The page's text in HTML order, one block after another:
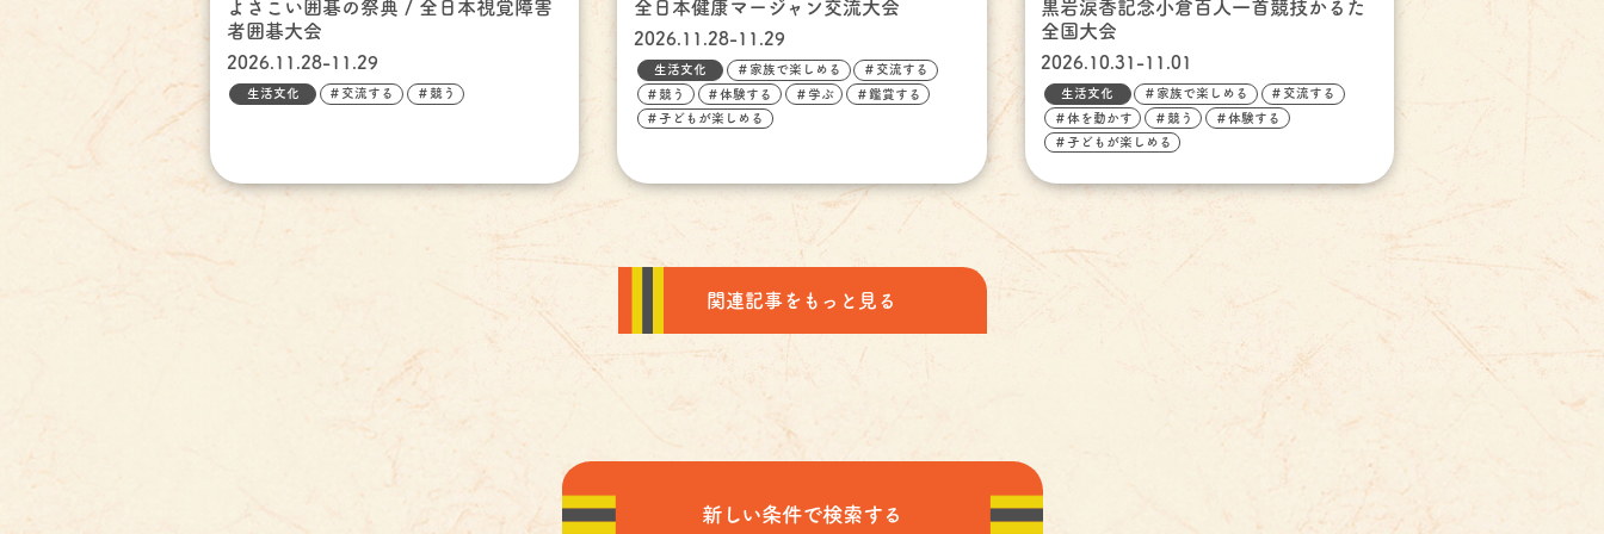
よさこい囲碁の祭典 / 全日本視覚障害
者囲碁大会
2026.11.28-11.29
生活文化 ＃交流する ＃競う
全日本健康マージャン交流大会
2026.11.28-11.29
生活文化 ＃家族で楽しめる ＃交流する
＃競う ＃体験する ＃学ぶ ＃鑑賞する
＃子どもが楽しめる
黒岩涙香記念小倉百人一首競技かるた
全国大会
2026.10.31-11.01
生活文化 ＃家族で楽しめる ＃交流する
＃体を動かす ＃競う ＃体験する
＃子どもが楽しめる
関連記事をもっと見る
新しい条件で検索する